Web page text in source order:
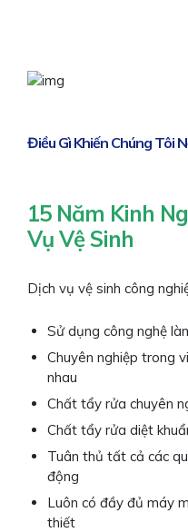
Điều Gì Khiến Chúng Tôi
15 Năm Kinh
Vụ Vệ Sinh
Dịch vụ vệ sinh công
Sử dụng công nghệ
Chuyên nghiệp trong
nhau
Chất tẩy rửa chuyên
Chất tẩy rửa diệt
Tuân thủ tất cả các
động
Luôn có đầy đủ máy
thiết